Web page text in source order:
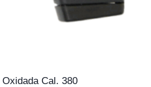
Cal. 380